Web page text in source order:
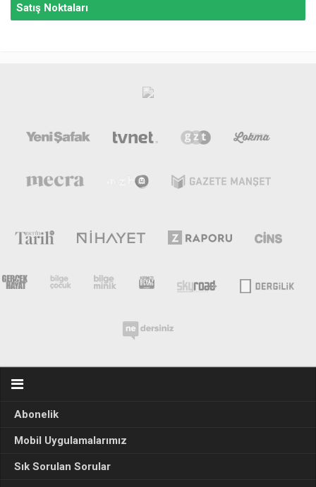
Satış Noktaları
Abonelik
Mobil Uygulamalarımız
Sık Sorulan Sorular